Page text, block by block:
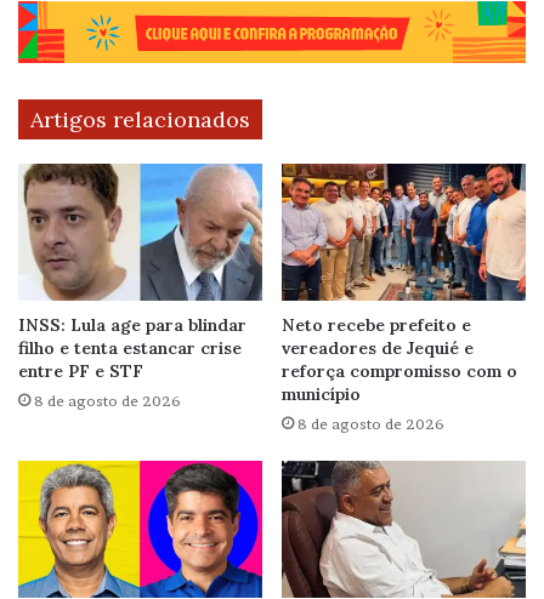
Artigos relacionados
INSS: Lula age para blindar
filho e tenta estancar crise
entre PF e STF
8 de agosto de 2026
Neto recebe prefeito e
vereadores de Jequié e
reforça compromisso com o
município
8 de agosto de 2026